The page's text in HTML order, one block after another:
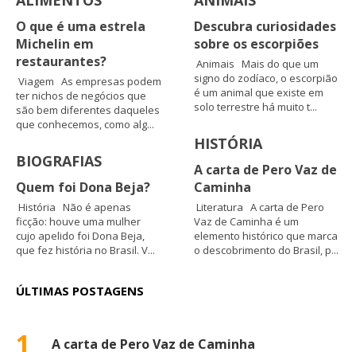
O que é uma estrela
Michelin em
restaurantes?
Viagem As empresas podem
ter nichos de negócios que
são bem diferentes daqueles
que conhecemos, como alg...
BIOGRAFIAS
Quem foi Dona Beja?
História Não é apenas
ficção: houve uma mulher
cujo apelido foi Dona Beja,
que fez história no Brasil. V...
Descubra curiosidades
sobre os escorpiões
Animais Mais do que um
signo do zodíaco, o escorpião
é um animal que existe em
solo terrestre há muito t...
HISTÓRIA
A carta de Pero Vaz de
Caminha
Literatura A carta de Pero
Vaz de Caminha é um
elemento histórico que marca
o descobrimento do Brasil, p...
ÚLTIMAS POSTAGENS
1 A carta de Pero Vaz de Caminha